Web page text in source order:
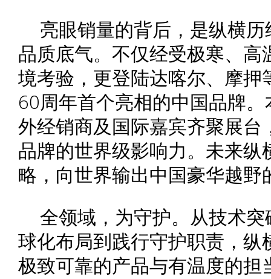
亮眼销量的背后，是纵横
品质底气。不仅经受极寒、
境考验，更登陆达喀尔、摩
60周年首个亮相的中国品牌
外经销商及国际嘉宾齐聚展
品牌的世界级影响力。未来
略，向世界输出中国豪华越
全领域，为守护。从技术
球化布局到践行守护职责，
极致可靠的产品与有温度的